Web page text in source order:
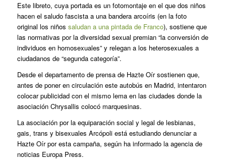
Este libreto, cuya portada es un fotomontaje en el que dos niños
hacen el saludo fascista a una bandera arcoíris (en la foto
original los niños saludan a una pintada de Franco), sostiene que
las normativas por la diversidad sexual premian “la conversión de
individuos en homosexuales” y relegan a los heterosexuales a
ciudadanos de “segunda categoría”.
Desde el departamento de prensa de Hazte Oír sostienen que,
antes de poner en circulación este autobús en Madrid, intentaron
colocar publicidad con el mismo lema en las ciudades donde la
asociación Chrysallis colocó marquesinas.
La asociación por la equiparación social y legal de lesbianas,
gais, trans y bisexuales Arcópoli está estudiando denunciar a
Hazte Oír por esta campaña, según ha informado la agencia de
noticias Europa Press.